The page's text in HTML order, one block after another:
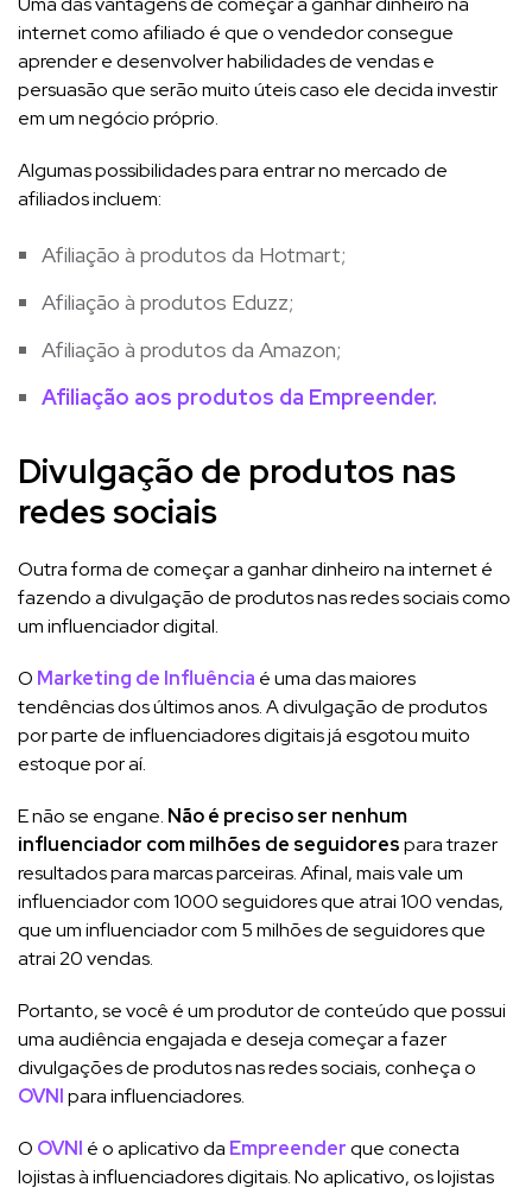
internet como afiliado é que o vendedor consegue
aprender e desenvolver habilidades de vendas e
persuasão que serão muito úteis caso ele decida investir
em um negócio próprio.
Algumas possibilidades para entrar no mercado de
afiliados incluem:
Afiliação à produtos da Hotmart;
Afiliação à produtos Eduzz;
Afiliação à produtos da Amazon;
Afiliação aos produtos da Empreender.
Divulgação de produtos nas
redes sociais
Outra forma de começar a ganhar dinheiro na internet é
fazendo a divulgação de produtos nas redes sociais como
um influenciador digital.
O Marketing de Influência é uma das maiores
tendências dos últimos anos. A divulgação de produtos
por parte de influenciadores digitais já esgotou muito
estoque por aí.
E não se engane. Não é preciso ser nenhum
influenciador com milhões de seguidorespara trazer
resultados para marcas parceiras. Afinal, mais vale um
influenciador com 1000 seguidores que atrai 100 vendas,
que um influenciador com 5 milhões de seguidores que
atrai 20 vendas.
Portanto, se você é um produtor de conteúdo que possui
uma audiência engajada e deseja começar a fazer
divulgações de produtos nas redes sociais, conheça o
OVNIpara influenciadores.
O OVNI é o aplicativo da Empreenderque conecta
lojistas à influenciadores digitais. No aplicativo, os lojistas